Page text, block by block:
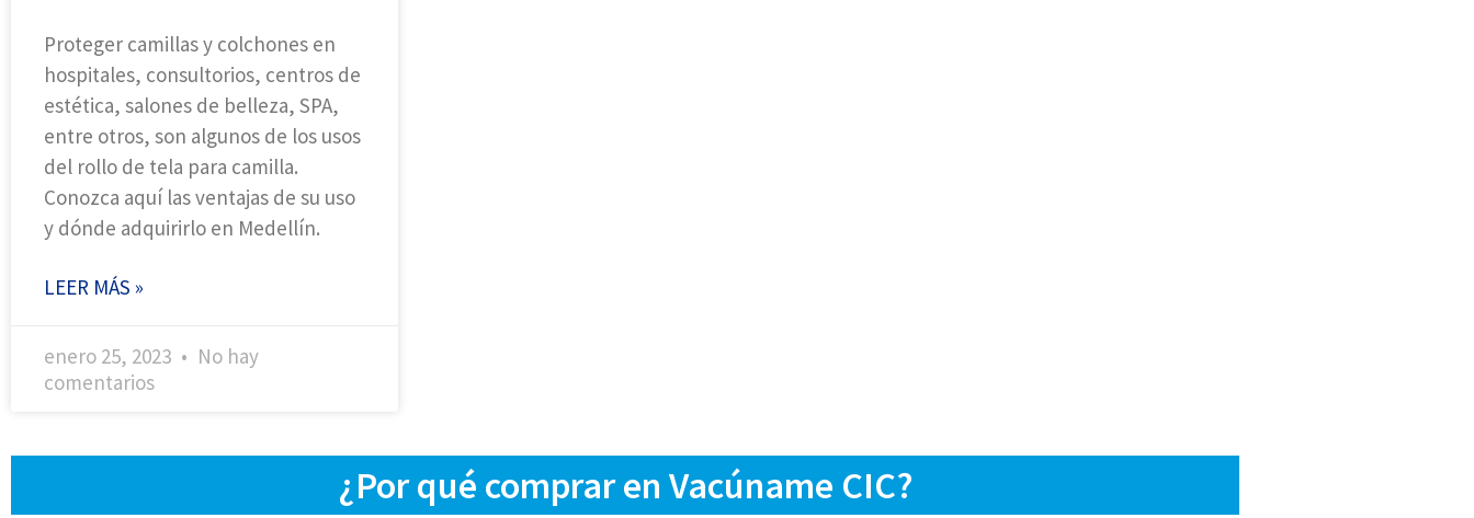
Proteger camillas y colchones en
hospitales, consultorios, centros de
estética, salones de belleza, SPA,
entre otros, son algunos de los usos
del rollo de tela para camilla.
Conozca aquí las ventajas de su uso
y dónde adquirirlo en Medellín.
LEER MÁS »
enero 25, 2023
No hay
comentarios
¿Por qué comprar en Vacúname CIC?